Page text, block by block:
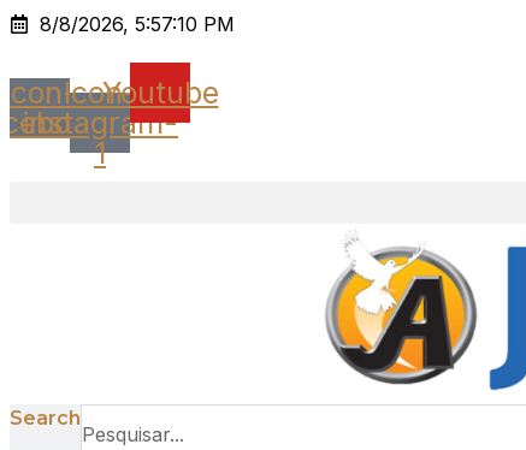
Ir
o
conteúdo
8/8/2026, 5:57:10 PM
Icon-Icon-
instagram-
1
Youtube
Search